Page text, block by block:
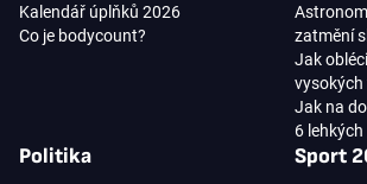
Kalendář úplňků 2026
Co je bodycount?
zatmění
Jak
Jak na
6
Politika Sport